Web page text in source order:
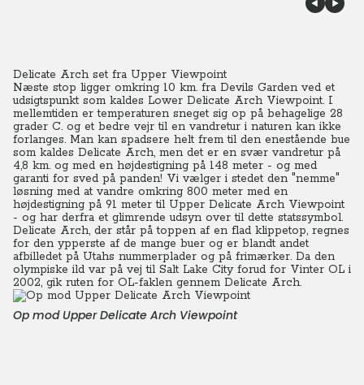
Delicate Arch set fra Upper Viewpoint
Næste stop ligger omkring 10 km. fra Devils Garden ved et
udsigtspunkt som kaldes Lower Delicate Arch Viewpoint. I
mellemtiden er temperaturen sneget sig op på behagelige 28
grader C. og et bedre vejr til en vandretur i naturen kan ikke
forlanges. Man kan spadsere helt frem til den enestående bue
som kaldes Delicate Arch, men det er en svær vandretur på
4,8 km. og med en højdestigning på 148 meter - og med
garanti for sved på panden! Vi vælger i stedet den "nemme"
løsning med at vandre omkring 800 meter med en
højdestigning på 91 meter til Upper Delicate Arch Viewpoint
- og har derfra et glimrende udsyn over til dette statssymbol.
Delicate Arch, der står på toppen af en flad klippetop, regnes
for den ypperste af de mange buer og er blandt andet
afbilledet på Utahs nummerplader og på frimærker. Da den
olympiske ild var på vej til Salt Lake City forud for Vinter OL i
2002, gik ruten for OL-faklen gennem Delicate Arch.
Op mod Upper Delicate Arch Viewpoint